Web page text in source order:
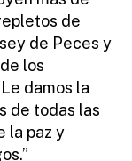
de
de Peces y
los
damos la
de todas las
la paz y